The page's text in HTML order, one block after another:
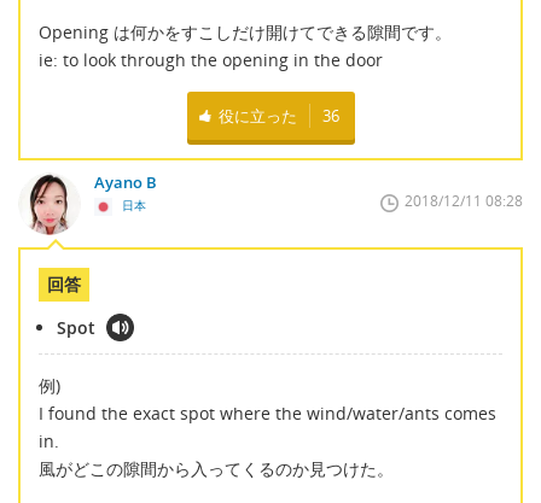
Opening は何かをすこしだけ開けてできる隙間です。
ie: to look through the opening in the door
役に立った 36
Ayano B
日本 2018/12/11 08:28
回答
Spot
例)
I found the exact spot where the wind/water/ants comes
in.
風がどこの隙間から入ってくるのか見つけた。